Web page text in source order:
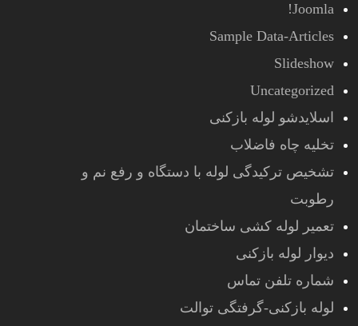
Joomla!
Sample Data-Articles
Slideshow
Uncategorized
اسلایدشو لوله بازکنی
تخلیه چاه فاضلاب
تشخیص ترکیدگی لوله با دستگاه و رفع نم و
رطوبت
تعمیر لوله کشی ساختمان
دیوار لوله بازکنی
شماره تلفن تماس
لوله بازکنی-گرفتگی توالت